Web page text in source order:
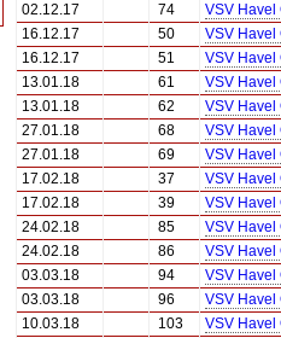
02.12.17
74
VSV Havel
16.12.17
50
VSV Havel
16.12.17
51
VSV Havel
13.01.18
61
VSV Havel
13.01.18
62
VSV Havel
27.01.18
68
VSV Havel
27.01.18
69
VSV Havel
17.02.18
37
VSV Havel
17.02.18
39
VSV Havel
24.02.18
85
VSV Havel
24.02.18
86
VSV Havel
03.03.18
94
VSV Havel
03.03.18
96
VSV Havel
10.03.18
103
VSV Havel